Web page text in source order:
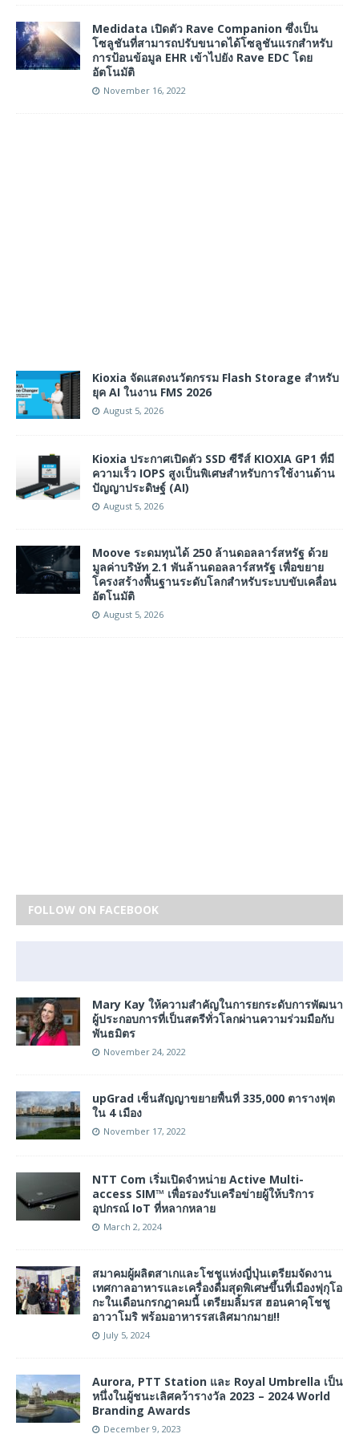
Medidata เปิดตัว Rave Companion ซึ่งเป็น
โซลูชันที่สามารถปรับขนาดได้โซลูชันแรกสำหรับ
การป้อนข้อมูล EHR เข้าไปยัง Rave EDC โดย
อัตโนมัติ
November 16, 2022
Kioxia จัดแสดงนวัตกรรม Flash Storage สำหรับ
ยุค AI ในงาน FMS 2026
August 5, 2026
Kioxia ประกาศเปิดตัว SSD ซีรีส์ KIOXIA GP1 ที่มี
ความเร็ว IOPS สูงเป็นพิเศษสำหรับการใช้งานด้าน
ปัญญาประดิษฐ์ (AI)
August 5, 2026
Moove ระดมทุนได้ 250 ล้านดอลลาร์สหรัฐ ด้วย
มูลค่าบริษัท 2.1 พันล้านดอลลาร์สหรัฐ เพื่อขยาย
โครงสร้างพื้นฐานระดับโลกสำหรับระบบขับเคลื่อน
อัตโนมัติ
August 5, 2026
FOLLOW ON FACEBOOK
Mary Kay ให้ความสำคัญในการยกระดับการพัฒนา
ผู้ประกอบการที่เป็นสตรีทั่วโลกผ่านความร่วมมือกับ
พันธมิตร
November 24, 2022
upGrad เซ็นสัญญาขยายพื้นที่ 335,000 ตารางฟุต
ใน 4 เมือง
November 17, 2022
NTT Com เริ่มเปิดจำหน่าย Active Multi-
access SIM™ เพื่อรองรับเครือข่ายผู้ให้บริการ
อุปกรณ์ IoT ที่หลากหลาย
March 2, 2024
สมาคมผู้ผลิตสาเกและโชชูแห่งญี่ปุ่นเตรียมจัดงาน
เทศกาลอาหารและเครื่องดื่มสุดพิเศษขึ้นที่เมืองฟุกุโอ
กะในเดือนกรกฎาคมนี้ เตรียมลิ้มรส ฮอนคาคุโชชู
อาวาโมริ พร้อมอาหารรสเลิศมากมาย!!
July 5, 2024
Aurora, PTT Station และ Royal Umbrella เป็น
หนึ่งในผู้ชนะเลิศคว้ารางวัล 2023 – 2024 World
Branding Awards
December 9, 2023